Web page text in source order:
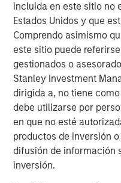
incluida en este sitio no
Estados Unidos y que
Comprendo asimismo
este sitio puede
gestionados o
Stanley Investment
dirigida a, no tiene
debe utilizarse por
en que no esté
productos de inversión
difusión de información
inversión.
We examine the
public companies
money,” the period
from 2009 to 2021.
Lower rates and
imply companies
invest more, and
While these low
undisciplined
companies, the